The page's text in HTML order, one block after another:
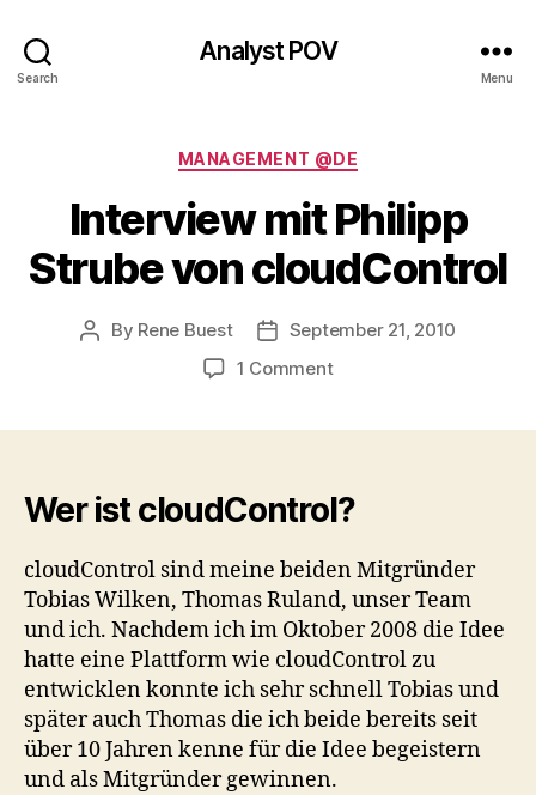
Search
Analyst POV
Menu
Categories
MANAGEMENT @DE
Interview mit Philipp
Strube von cloudControl
Post
By Rene Buest
PostSeptember 21, 2010
1 Commenton
von
cloudControl
Wer ist cloudControl?
cloudControl sind meine beiden Mitgründer
Tobias Wilken, Thomas Ruland, unser Team
und ich. Nachdem ich im Oktober 2008 die Idee
hatte eine Plattform wie cloudControl zu
entwicklen konnte ich sehr schnell Tobias und
später auch Thomas die ich beide bereits seit
über 10 Jahren kenne für die Idee begeistern
und als Mitgründer gewinnen.